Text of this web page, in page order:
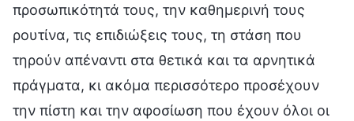
προσωπικότητά τους, την καθημερινή τους
ρουτίνα, τις επιδιώξεις τους, τη στάση που
τηρούν απέναντι στα θετικά και τα αρνητικά
πράγματα, κι ακόμα περισσότερο προσέχουν
την πίστη και την αφοσίωση που έχουν όλοι οι